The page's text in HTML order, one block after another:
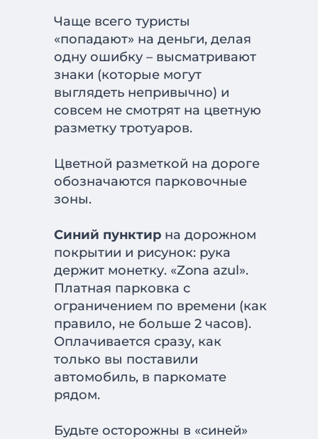
Чаще всего туристы
«попадают» на деньги, делая
одну ошибку – высматривают
знаки (которые могут
выглядеть непривычно) и
совсем не смотрят на цветную
разметку тротуаров.
Цветной разметкой на дороге
обозначаются парковочные
зоны.
Синий пунктирна дорожном
покрытии и рисунок: рука
держит монетку. «Zona azul».
Платная парковка с
ограничением по времени (как
правило, не больше 2 часов).
Оплачивается сразу, как
только вы поставили
автомобиль, в паркомате
рядом.
Будьте осторожны в «синей»